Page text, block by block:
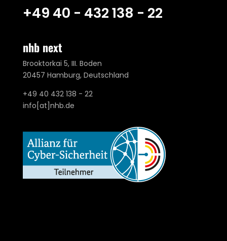
+49 40 - 432 138 - 22
nhb next
Brooktorkai 5, III. Boden
20457 Hamburg, Deutschland
+49 40 432 138 - 22
info[at]nhb.de